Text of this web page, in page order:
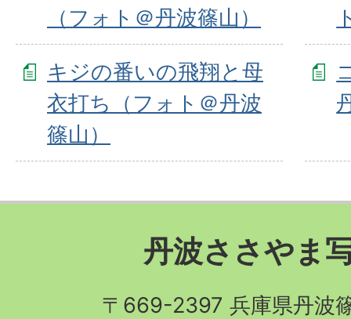
（フォト＠丹波篠山）
キジの番いの飛翔と母
衣打ち（フォト＠丹波
篠山）
丹波ささやま
〒669-2397 兵庫県丹波